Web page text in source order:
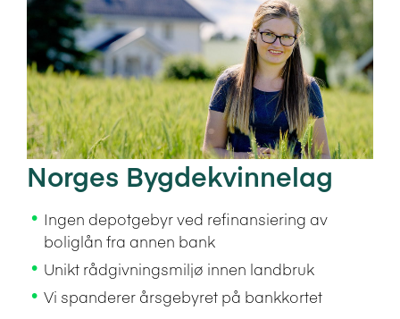
Norges Bygdekvinnelag
Ingen depotgebyr ved refinansiering av
boliglån fra annen bank
Unikt rådgivningsmiljø innen landbruk
Vi spanderer årsgebyret på bankkortet